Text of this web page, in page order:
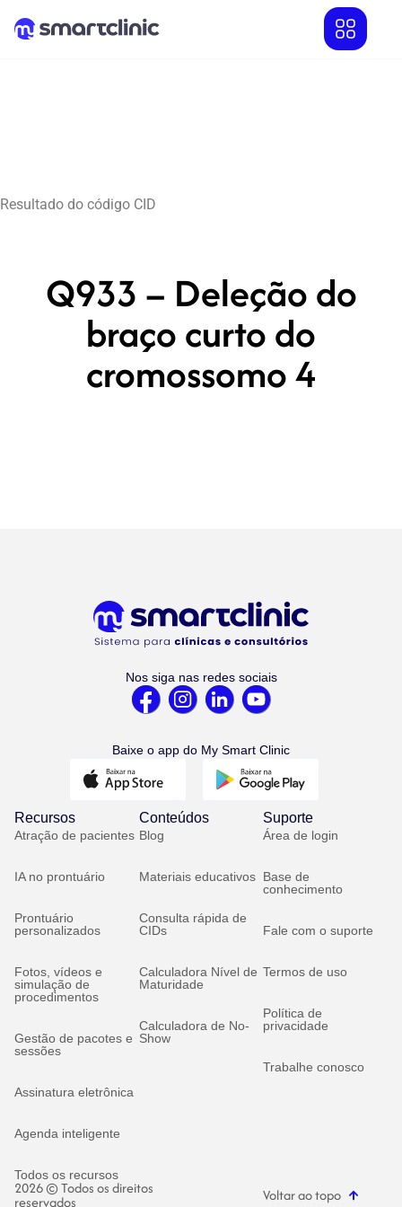
Resultado do código CID
Q933 – Deleção do
braço curto do
cromossomo 4
Nos siga nas redes sociais
Baixe o app do My Smart Clinic
Recursos
Atração de pacientes
IA no prontuário
Prontuário
personalizados
Fotos, vídeos e
simulação de
procedimentos
Gestão de pacotes e
sessões
Assinatura eletrônica
Agenda inteligente
Todos os recursos
Conteúdos
Blog
Materiais educativos
Consulta rápida de
CIDs
Calculadora Nível de
Maturidade
Calculadora de No-
Show
Suporte
Área de login
Base de
conhecimento
Fale com o suporte
Termos de uso
Política de
privacidade
Trabalhe conosco
2026 © Todos os direitos
reservados Voltar ao topo